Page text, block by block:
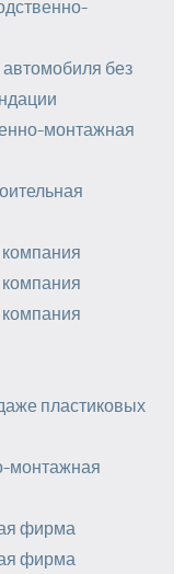
автомобиля без
монтажная
пластиковых
монтажная
фирма
фирма